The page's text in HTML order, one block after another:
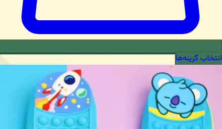
انتخاب گزینه‌ها